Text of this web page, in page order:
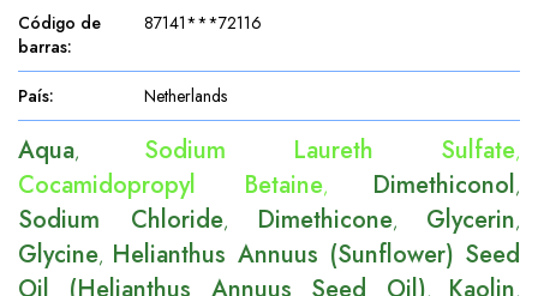
Código de
barras:
87141***72116
País: Netherlands
Aqua, Sodium Laureth Sulfate,
Cocamidopropyl Betaine, Dimethiconol,
Sodium Chloride, Dimethicone, Glycerin,
Glycine, Helianthus Annuus (Sunflower) Seed
, ,